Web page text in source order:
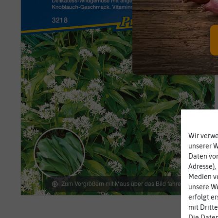
Zum Vergrößern mit Maus über das Bild fahren
Wir
unserer
Daten
Medien
unsere
erfolgt
mit